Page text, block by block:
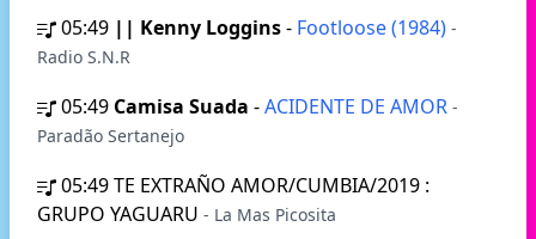
05:49 || Kenny Loggins- Footloose (1984) -
Radio S.N.R
05:49 Camisa Suada -ACIDENTE DE AMOR -
Paradão Sertanejo
05:49TE EXTRAÑO AMOR/CUMBIA/2019 :
GRUPO YAGUARU - La Mas Picosita